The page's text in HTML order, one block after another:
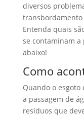
diversos
Entenda quais
se contaminam
abaixo!
Como
Quando o
a passagem de
resíduos que